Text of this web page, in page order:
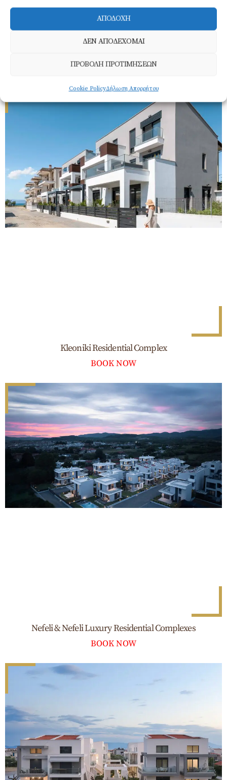
ΑΠΟΔΟΧΗ
ΔΕΝ ΑΠΟΔΕΧΟΜΑΙ
ΠΡΟΒΟΛΗ ΠΡΟΤΙΜΗΣΕΩΝ
Cookie PolicyΔήλωση Απορρήτου
Iro Residential Comlpex
BOOK NOW
Kleoniki Residential Complex
BOOK NOW
Nefeli & Nefeli Luxury Residential Complexes
BOOK NOW